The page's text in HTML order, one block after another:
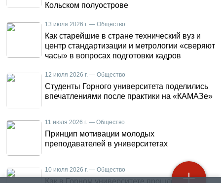
Кольском полуострове
13 июля 2026 г. — Общество
Как старейшие в стране технический вуз и
центр стандартизации и метрологии «сверяют
часы» в вопросах подготовки кадров
12 июля 2026 г. — Общество
Студенты Горного университета поделились
впечатлениями после практики на «КАМАЗе»
11 июля 2026 г. — Общество
Принцип мотивации молодых
преподавателей в университетах
10 июля 2026 г. — Общество
Как в Горном университете прошло